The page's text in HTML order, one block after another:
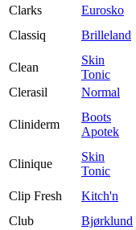
Clarks
Eurosko
Classiq
Brilleland
Clean
Skin
Tonic
Clerasil
Normal
Cliniderm
Boots
Apotek
Clinique
Skin
Tonic
Clip Fresh
Kitch'n
Club
Bjørklund